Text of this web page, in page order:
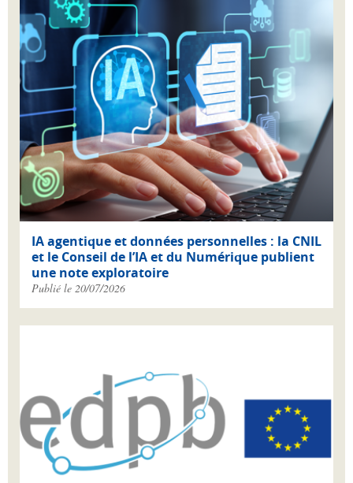
IA agentique et données personnelles : la CNIL
et le Conseil de l’IA et du Numérique publient
une note exploratoire
Publié le 20/07/2026